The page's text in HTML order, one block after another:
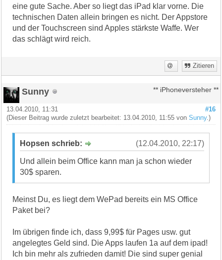
eine gute Sache. Aber so liegt das iPad klar vorne. Die
technischen Daten allein bringen es nicht. Der Appstore
und der Touchscreen sind Apples stärkste Waffe. Wer
das schlägt wird reich.
Zitieren
Sunny ** iPhoneversteher **
#16
13.04.2010, 11:31
(Dieser Beitrag wurde zuletzt bearbeitet: 13.04.2010, 11:55 vonSunny.)
(12.04.2010, 22:17)
Hopsen schrieb:
Und allein beim Office kann man ja schon wieder
30$ sparen.
Meinst Du, es liegt dem WePad bereits ein MS Office
Paket bei?
Im übrigen finde ich, dass 9,99$ für Pages usw. gut
angelegtes Geld sind. Die Apps laufen 1a auf dem ipad!
Ich bin mehr als zufrieden damit! Die sind super genial